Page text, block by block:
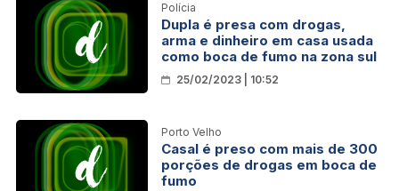
Polícia
Dupla é presa com drogas,
arma e dinheiro em casa usada
como boca de fumo na zona sul
25/02/2023 | 10:52
Porto Velho
Casal é preso com mais de 300
porções de drogas em boca de
fumo